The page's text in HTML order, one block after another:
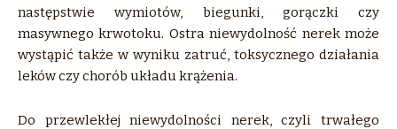
następstwie wymiotów, biegunki, gorączki czy
masywnego krwotoku. Ostra niewydolność nerek może
wystąpić także w wyniku zatruć, toksycznego działania
leków czy chorób układu krążenia.
Do przewlekłej niewydolności nerek, czyli trwałego